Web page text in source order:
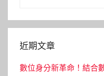
近期文章
數位身分新革命！結合